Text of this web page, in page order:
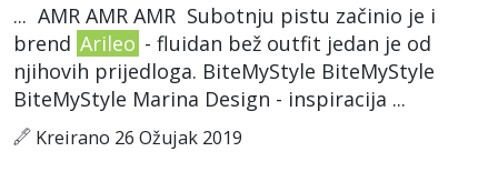
... AMR AMR AMR Subotnju pistu začinio je i
brend Arileo - fluidan bež outfit jedan je od
njihovih prijedloga. BiteMyStyle BiteMyStyle
BiteMyStyle Marina Design - inspiracija ...
Kreirano 26 Ožujak 2019